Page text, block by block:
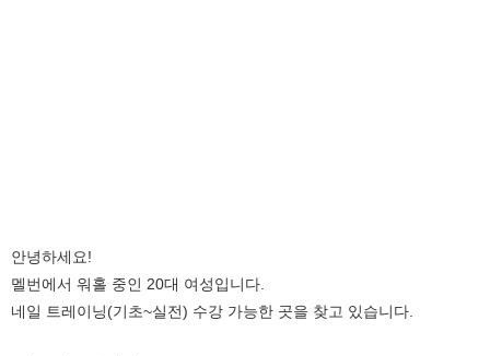
안녕하세요!
멜번에서 워홀 중인 20대 여성입니다.
네일 트레이닝(기초~실전) 수강 가능한 곳을 찾고 있습니다.